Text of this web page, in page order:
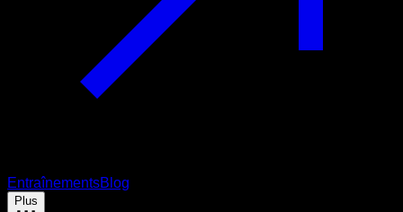
EntraînementsBlog
Plus